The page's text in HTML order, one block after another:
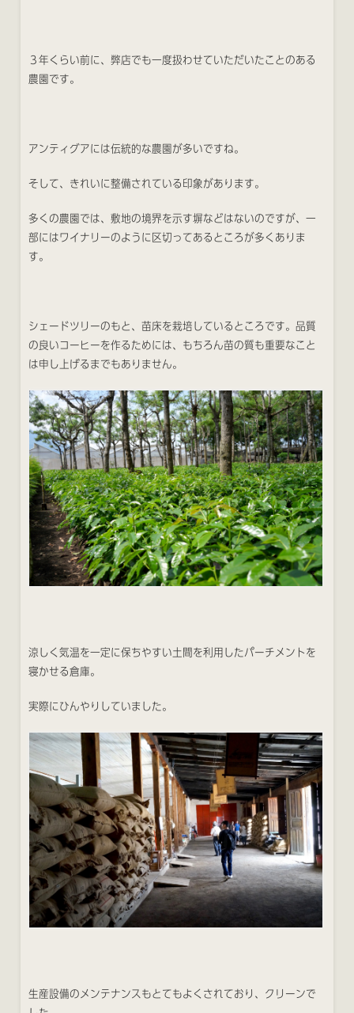
３年くらい前に、弊店でも一度扱わせていただいたことのある
農園です。
アンティグアには伝統的な農園が多いですね。
そして、きれいに整備されている印象があります。
多くの農園では、敷地の境界を示す塀などはないのですが、一
部にはワイナリーのように区切ってあるところが多くありま
す。
シェードツリーのもと、苗床を栽培しているところです。品質
の良いコーヒーを作るためには、もちろん苗の質も重要なこと
は申し上げるまでもありません。
涼しく気温を一定に保ちやすい土間を利用したパーチメントを
寝かせる倉庫。
実際にひんやりしていました。
生産設備のメンテナンスもとてもよくされており、クリーンで